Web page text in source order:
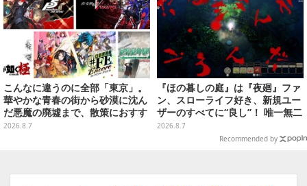
こんなに違うのに全部「東京」。
華やかな青春の街から砂漠に沈ん
だ悪魔の廃墟まで、散策におすす
め東京ゲーム5選【特集】
2026.8.7
『ほの暮しの庭』は『夜廻』ファ
ン、スローライフ好き、新規ユー
ザーのすべてに“良し”！ 唯一無二
の「不穏生活シム」恐怖も暮らし
もお好み次第【プレイレポ】
2026.8.7
Recommended by